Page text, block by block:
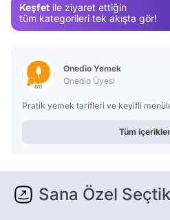
Keşfet ile ziyaret ettiğin
tüm kategorileri tek akışta gör!
Onedio Yemek
Onedio Üyesi
Pratik yemek tarifleri ve keyifli
Tüm
Sana Özel